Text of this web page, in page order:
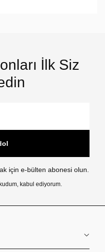
İlk Siz
için e-bülten abonesi olun.
kabul ediyorum.